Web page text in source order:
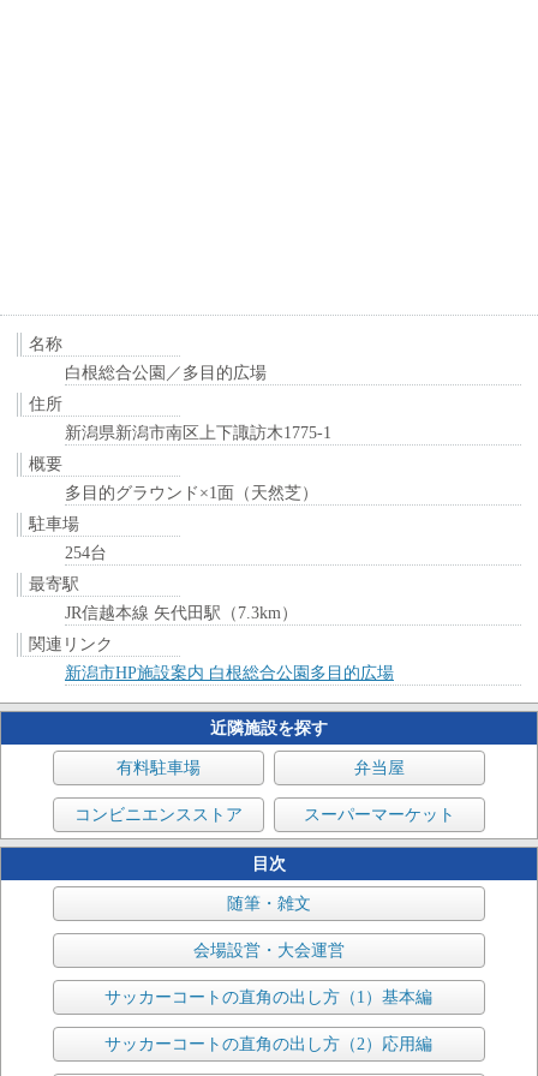
名称
白根総合公園／多目的広場
住所
新潟県新潟市南区上下諏訪木1775-1
概要
多目的グラウンド×1面（天然芝）
駐車場
254台
最寄駅
JR信越本線 矢代田駅（7.3km）
関連リンク
新潟市HP施設案内 白根総合公園多目的広場
近隣施設を探す
有料駐車場 弁当屋
コンビニエンスストア スーパーマーケット
目次
随筆・雑文
会場設営・大会運営
サッカーコートの直角の出し方（1）基本編
サッカーコートの直角の出し方（2）応用編